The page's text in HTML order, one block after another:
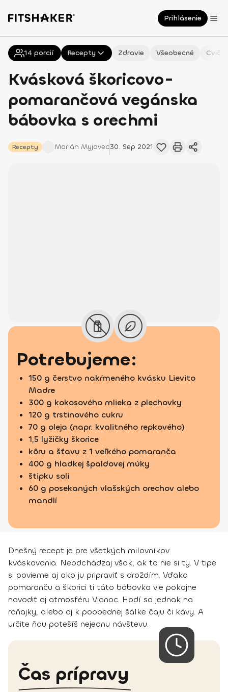
Prihlásenie
Všetky Recepty Zdravie Všeobecné
Kvásková škoricovo-
pomarančová vegánska
bábovka s orechmi
Recepty Marián Myjavec30. Sep 2021
14 porcií
Potrebujeme:
150 g čerstvo nakŕmeného kvásku Lievito
Madre
300 g kokosového mlieka z plechovky
120 g trstinového cukru
70 g oleja (napr. kvalitného repkového)
1,5 lyžičky škorice
kôru a šťavu z 1 veľkého pomaranča
400 g hladkej špaldovej múky
štipku soli
60 g posekaných vlašských orechov alebo
mandlí
Dnešný recept je pre všetkých milovníkov
kváskovania. Neodchádzaj však, ak to nie si ty. V tipe
si povieme aj ako ju pripraviť s droždím. Vďaka
pomaranču a škorici ti táto bábovka vie pokojne
navodiť aj atmosféru Vianoc. Hodí sa jednak na
raňajky, alebo aj k poobednej šálke čaju či kávy. A
určite ňou potešíš nejednu návštevu.
Čas prípravy